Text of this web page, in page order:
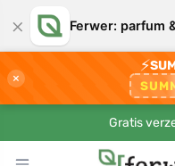
× Ferwer: parfum
×
⚡
Gratis